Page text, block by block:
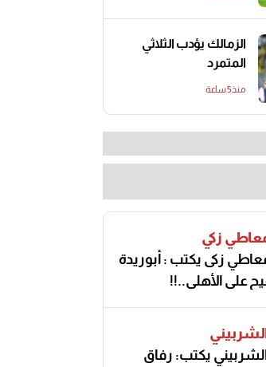
الزمالك يؤدب الثلاثي
المتمرد
منذ5 ساعة
زكي
زكى يكتب : أبوريدة
على الأهلى..!!
يكتب: رفاق